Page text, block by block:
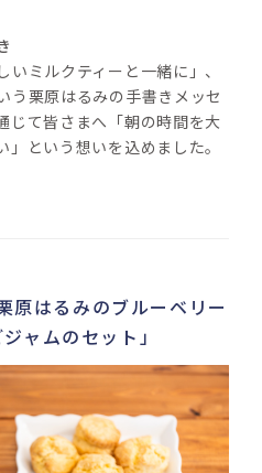
ミルクティーと一緒に」、
う栗原はるみの手書きメッセ
じて皆さまへ「朝の時間を大
という想いを込めました。
原はるみのブルーベリー
ャムのセット」